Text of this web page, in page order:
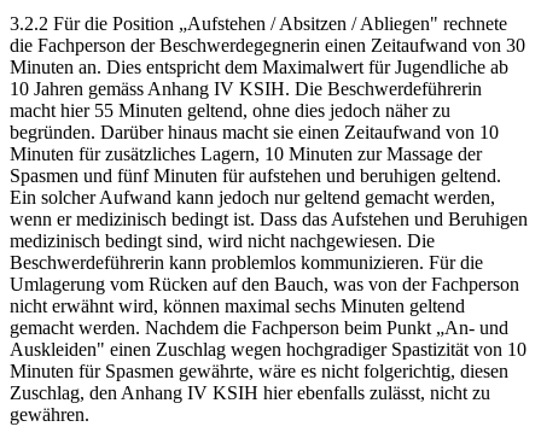
3.2.2 Für die Position „Aufstehen / Absitzen / Abliegen" rechnete
die Fachperson der Beschwerdegegnerin einen Zeitaufwand von 30
Minuten an. Dies entspricht dem Maximalwert für Jugendliche ab
10 Jahren gemäss Anhang IV KSIH. Die Beschwerdeführerin
macht hier 55 Minuten geltend, ohne dies jedoch näher zu
begründen. Darüber hinaus macht sie einen Zeitaufwand von 10
Minuten für zusätzliches Lagern, 10 Minuten zur Massage der
Spasmen und fünf Minuten für aufstehen und beruhigen geltend.
Ein solcher Aufwand kann jedoch nur geltend gemacht werden,
wenn er medizinisch bedingt ist. Dass das Aufstehen und Beruhigen
medizinisch bedingt sind, wird nicht nachgewiesen. Die
Beschwerdeführerin kann problemlos kommunizieren. Für die
Umlagerung vom Rücken auf den Bauch, was von der Fachperson
nicht erwähnt wird, können maximal sechs Minuten geltend
gemacht werden. Nachdem die Fachperson beim Punkt „An- und
Auskleiden" einen Zuschlag wegen hochgradiger Spastizität von 10
Minuten für Spasmen gewährte, wäre es nicht folgerichtig, diesen
Zuschlag, den Anhang IV KSIH hier ebenfalls zulässt, nicht zu
gewähren.